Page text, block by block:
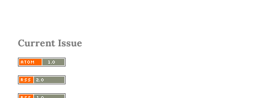
Current Issue